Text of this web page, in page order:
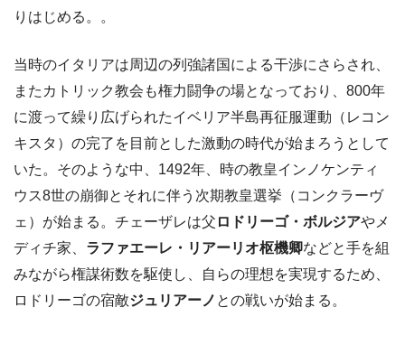
りはじめる。。
当時のイタリアは周辺の列強諸国による干渉にさらされ、
またカトリック教会も権力闘争の場となっており、800年
に渡って繰り広げられたイベリア半島再征服運動（レコン
キスタ）の完了を目前とした激動の時代が始まろうとして
いた。そのような中、1492年、時の教皇インノケンティ
ウス8世の崩御とそれに伴う次期教皇選挙（コンクラーヴ
ェ）が始まる。チェーザレは父 ロドリーゴ・ボルジアやメ
ディチ家、 ラファエーレ・リアーリオ枢機卿などと手を組
みながら権謀術数を駆使し、自らの理想を実現するため、
ロドリーゴの宿敵ジュリアーノ との戦いが始まる。